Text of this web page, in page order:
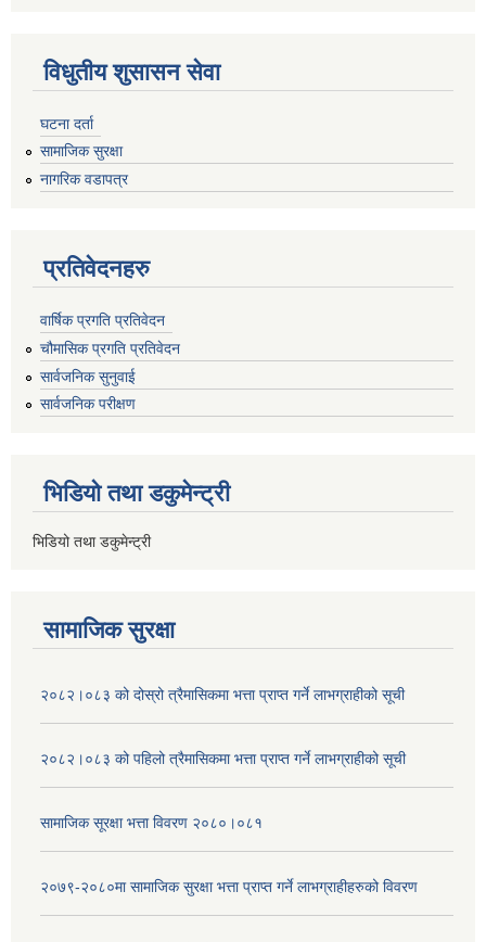
विधुतीय शुसासन सेवा
घटना दर्ता
सामाजिक सुरक्षा
नागरिक वडापत्र
प्रतिवेदनहरु
वार्षिक प्रगति प्रतिवेदन
चौमासिक प्रगति प्रतिवेदन
सार्वजनिक सुनुवाई
सार्वजनिक परीक्षण
भिडियो तथा डकुमेन्ट्री
भिडियो तथा डकुमेन्ट्री
सामाजिक सुरक्षा
२०८२।०८३ को दोस्रो त्रैमासिकमा भत्ता प्राप्‍त गर्ने लाभग्राहीको सूची
२०८२।०८३ को पहिलो त्रैमासिकमा भत्ता प्राप्‍त गर्ने लाभग्राहीको सूची
सामाजिक सूरक्षा भत्ता विवरण २०८०।०८१
२०७९-२०८०मा सामाजिक सुरक्षा भत्ता प्राप्त गर्ने लाभग्राहीहरुको विवरण